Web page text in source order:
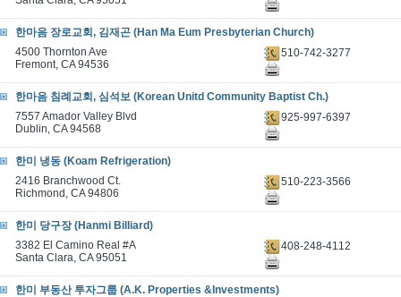
한마음 장로교회, 김재곤 (Han Ma Eum Presbyterian Church)
4500 Thornton Ave
Fremont, CA 94536
510-742-3277
한마음 침례교회, 심석보 (Korean Unitd Community Baptist Ch.)
7557 Amador Valley Blvd
Dublin, CA 94568
925-997-6397
한미 냉동 (Koam Refrigeration)
2416 Branchwood Ct.
Richmond, CA 94806
510-223-3566
한미 당구장 (Hanmi Billiard)
3382 El Camino Real #A
Santa Clara, CA 95051
408-248-4112
한미 부동산 투자그룹 (A.K. Properties &Investments)